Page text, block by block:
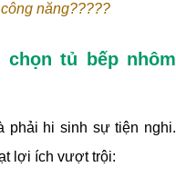
năng?????
tủ bếp nhôm
phải hi sinh sự tiện nghi.
lợi ích vượt trội: